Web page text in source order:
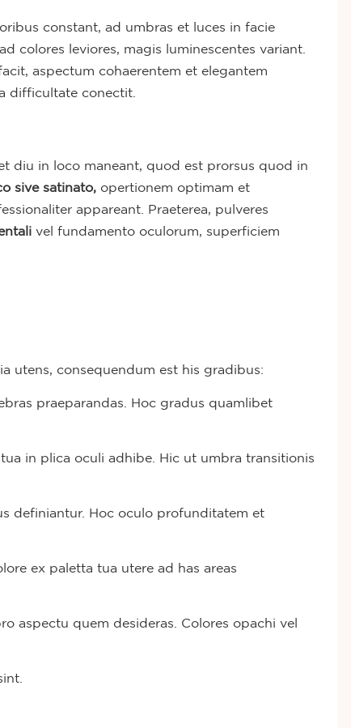
constant, ad umbras et luces in facie
colores leviores, magis luminescentes variant.
aspectum cohaerentem et elegantem
difficultate conectit.
diu in loco maneant, quod est prorsus quod in
sive satinato,opertionem optimam et
appareant. Praeterea, pulveres
vel fundamento oculorum, superficiem
utens, consequendum est his gradibus:
praeparandas. Hoc gradus quamlibet
in plica oculi adhibe. Hic ut umbra transitionis
definiantur. Hoc oculo profunditatem et
ex paletta tua utere ad has areas
aspectu quem desideras. Colores opachi vel